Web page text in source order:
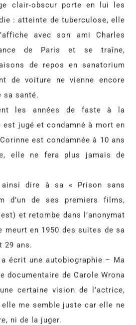
clair-obscur porte en lui les
: atteinte de tuberculose, elle
avec son ami Charles
de Paris et se traîne,
de repos en sanatorium
de voiture ne vienne encore
sa santé.
les années de faste à la
est jugé et condamné à mort en
est condamnée à 10 ans
elle ne fera plus jamais de
ainsi dire à sa « Prison sans
d’un de ses premiers films,
et retombe dans l’anonymat
meurt en 1950 des suites de sa
29 ans.
écrit une autobiographie – Ma
documentaire de Carole Wrona
certaine vision de l’actrice,
elle me semble juste car elle ne
ni de la juger.